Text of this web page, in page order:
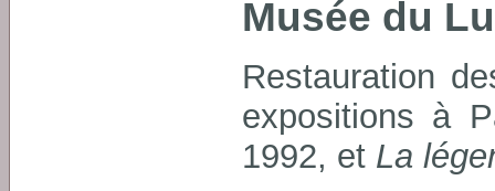
Musée du
Restauration
expositions à
1992, et La